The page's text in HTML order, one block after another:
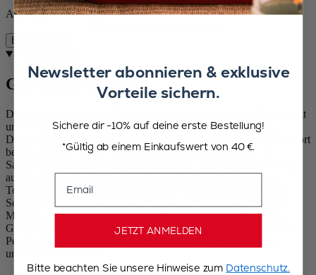
Auf Lager
Beschreibung
GANZ EINFACH
Die Peugeot Salzmühle Baya zeigt, wie viel Wärme die Einfachheit
und Natürlichkeit des Holzes auf Ihren Esstisch bringen. Das
Design der Salzmühle Baya aus Holz bietet einen extremen Komfort
beim Gebrauch. Diese Salzmühle aus Buchenholz bietet viel
Sanftheit für das Auge und beim Berühren. Der vergoldete Knopf
auf dem Kopf der Mühle verleiht dem Design einen modernen
Touch und gestattet die Einstellung des Mahlgrades für Salz (die
Schraube für gröberes Salz leicht lösen). Wie bei allen Peugeot
Mühlen wird auf das Mahlwerk in Deutschland eine 25-jährige
Garantie gewährt. Kombinieren Sie die Salzmühle Baya mit ihrem
Pendant für Pfeffer zu einem natur- und schokoladenfarbenen,
unzertrennlichen Duo.
Newsletter abonnieren & exklusive
Vorteile sichern.
Sichere dir -10% auf deine erste Bestellung!
*Gültig ab einem Einkaufswert von 40 €.
Email
JETZT ANMELDEN
Bitte beachten Sie unsere Hinweise zum Datenschutz.